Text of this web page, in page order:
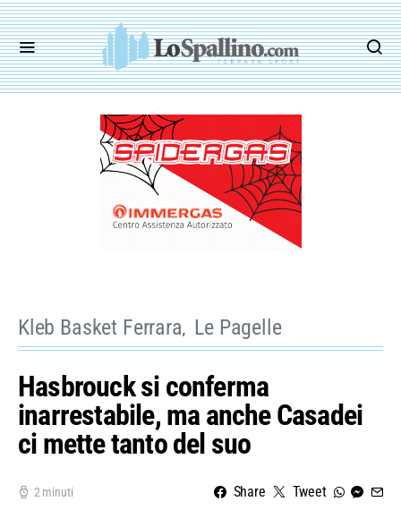
Kleb Basket Ferrara Le Pagelle
Hasbrouck si conferma
inarrestabile, ma anche Casadei
ci mette tanto del suo
2 minuti Share Tweet